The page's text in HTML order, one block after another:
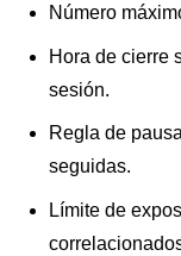
Número
Hora de cierre
sesión.
Regla de
seguidas.
Límite de